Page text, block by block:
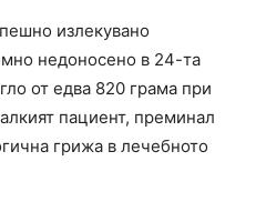
излекувано
недоносено в 24-та
от едва 820 грама при
пациент, преминал
грижа в лечебното